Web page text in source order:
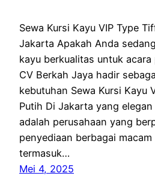
Sewa Kursi Kayu VIP Type
Jakarta Apakah Anda
kayu berkualitas untuk
CV Berkah Jaya hadir
kebutuhan Sewa Kursi Kayu
Putih Di Jakarta yang
adalah perusahaan yang
penyediaan berbagai
termasuk…
Mei 4, 2025